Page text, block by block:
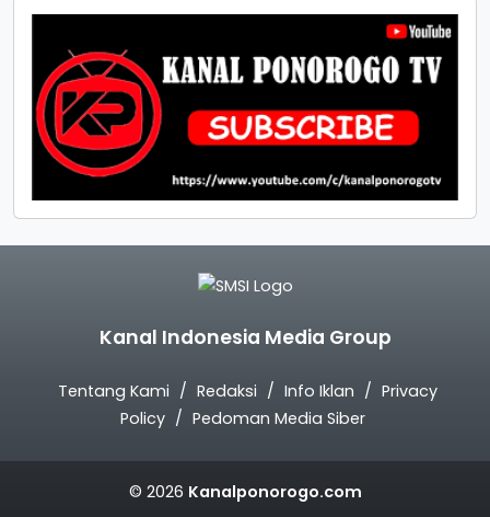
Kanal Indonesia Media Group
Tentang Kami Redaksi Info Iklan
Privacy
Policy
Pedoman Media Siber
© 2026 Kanalponorogo.com